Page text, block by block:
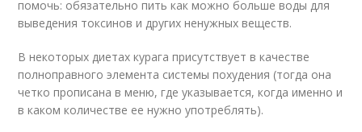
помочь: обязательно пить как можно больше воды для
выведения токсинов и других ненужных веществ.
В некоторых диетах курага присутствует в качестве
полноправного элемента системы похудения (тогда она
четко прописана в меню, где указывается, когда именно и
в каком количестве ее нужно употреблять).